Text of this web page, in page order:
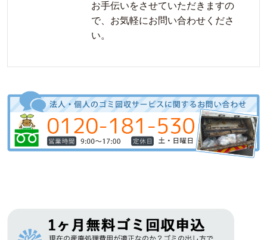
お手伝いをさせていただきますの
で、お気軽にお問い合わせくださ
い。